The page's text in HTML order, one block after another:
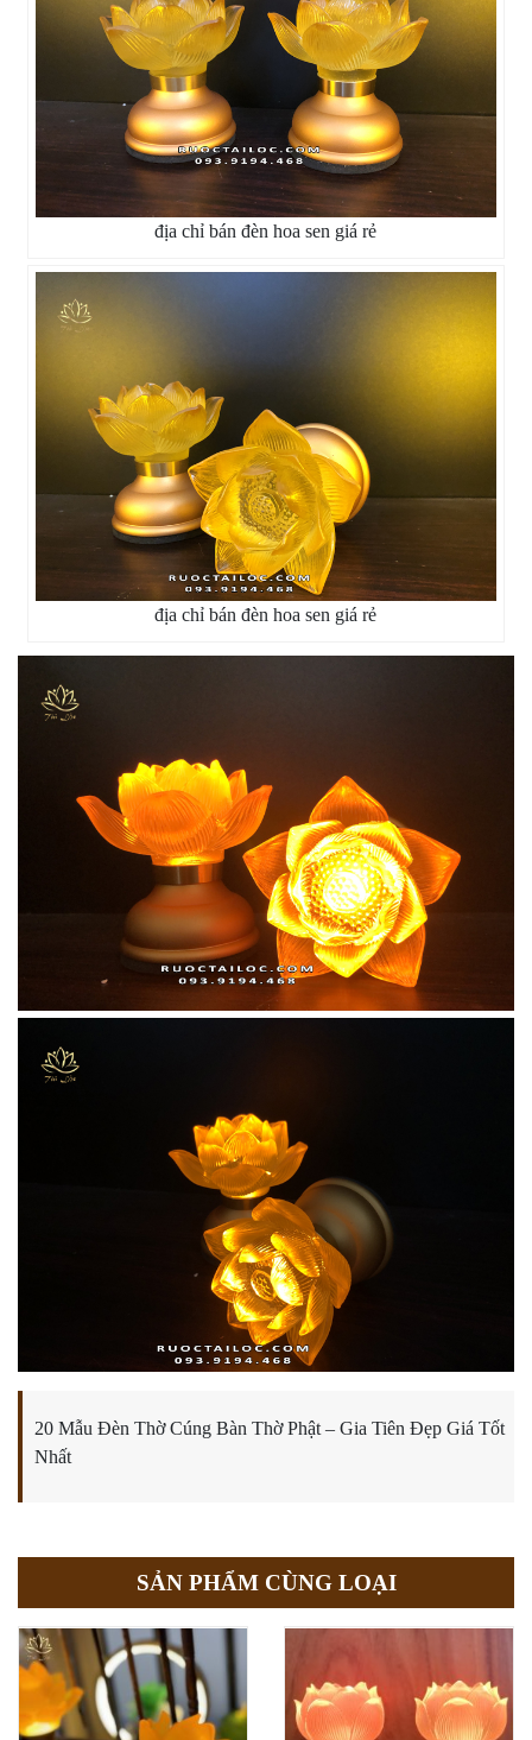
địa chỉ bán đèn hoa sen giá rẻ
địa chỉ bán đèn hoa sen giá rẻ
20 Mẫu Đèn Thờ Cúng Bàn Thờ Phật – Gia Tiên Đẹp Giá Tốt
Nhất
SẢN PHẨM CÙNG LOẠI